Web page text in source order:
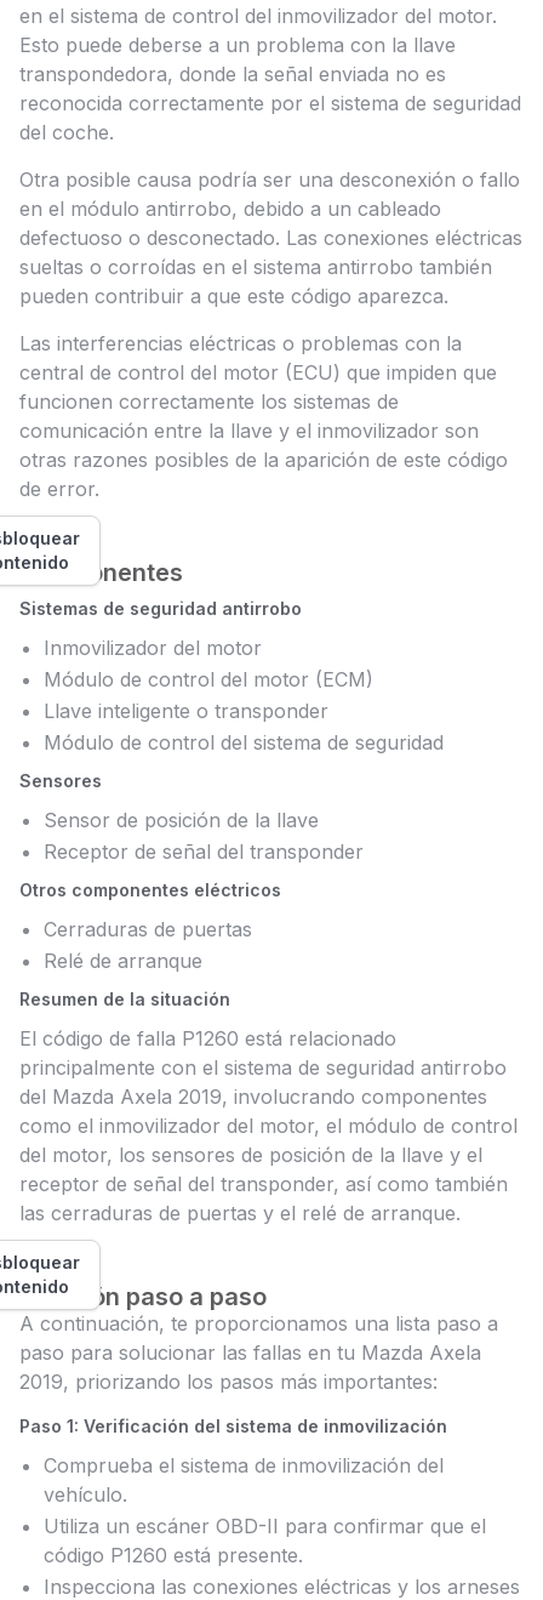
en el sistema de control del inmovilizador del motor.
Esto puede deberse a un problema con la llave
transpondedora, donde la señal enviada no es
reconocida correctamente por el sistema de seguridad
del coche.
Otra posible causa podría ser una desconexión o fallo
en el módulo antirrobo, debido a un cableado
defectuoso o desconectado. Las conexiones eléctricas
sueltas o corroídas en el sistema antirrobo también
pueden contribuir a que este código aparezca.
Las interferencias eléctricas o problemas con la
central de control del motor (ECU) que impiden que
funcionen correctamente los sistemas de
comunicación entre la llave y el inmovilizador son
otras razones posibles de la aparición de este código
de error.
Componentes
Sistemas de seguridad antirrobo
Inmovilizador del motor
Módulo de control del motor (ECM)
Llave inteligente o transponder
Módulo de control del sistema de seguridad
Sensores
Sensor de posición de la llave
Receptor de señal del transponder
Otros componentes eléctricos
Cerraduras de puertas
Relé de arranque
Resumen de la situación
El código de falla P1260 está relacionado
principalmente con el sistema de seguridad antirrobo
del Mazda Axela 2019, involucrando componentes
como el inmovilizador del motor, el módulo de control
del motor, los sensores de posición de la llave y el
receptor de señal del transponder, así como también
las cerraduras de puertas y el relé de arranque.
Solución paso a paso
A continuación, te proporcionamos una lista paso a
paso para solucionar las fallas en tu Mazda Axela
2019, priorizando los pasos más importantes:
Paso 1: Verificación del sistema de inmovilización
Comprueba el sistema de inmovilización del
vehículo.
Utiliza un escáner OBD-II para confirmar que el
código P1260 está presente.
Inspecciona las conexiones eléctricas y los arneses